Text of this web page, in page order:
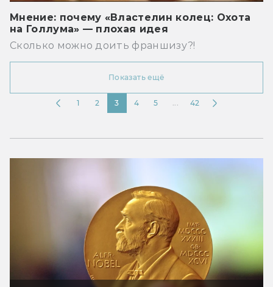
Мнение: почему «Властелин колец: Охота
на Голлума» — плохая идея
Сколько можно доить франшизу?!
Показать ещё
1 2 3 4 5 42
...